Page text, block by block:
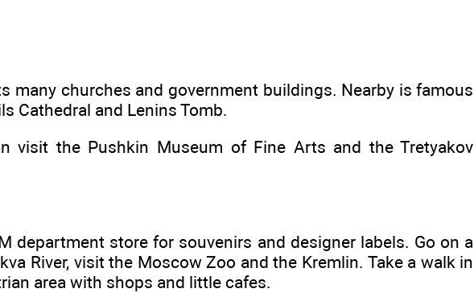
many churches and government buildings. Nearby is famous
Cathedral and Lenins Tomb.
visit the Pushkin Museum of Fine Arts and the Tretyakov
department store for souvenirs and designer labels. Go on a
River, visit the Moscow Zoo and the Kremlin. Take a walk in
area with shops and little cafes.